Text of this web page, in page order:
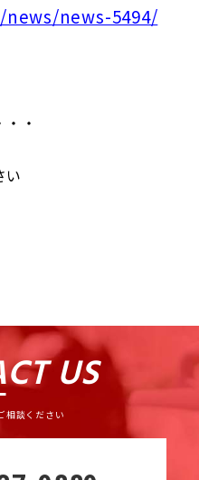
news-5494/
・
い
US
相談ください